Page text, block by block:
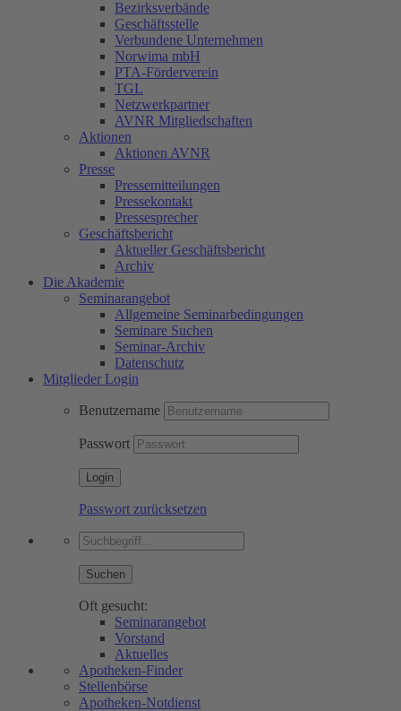
Bezirksverbände
Geschäftsstelle
Verbundene Unternehmen
Norwima mbH
PTA-Förderverein
TGL
Netzwerkpartner
AVNR Mitgliedschaften
Aktionen
Aktionen AVNR
Presse
Pressemitteilungen
Pressekontakt
Pressesprecher
Geschäftsbericht
Aktueller Geschäftsbericht
Archiv
Die Akademie
Seminarangebot
Allgemeine Seminarbedingungen
Seminare Suchen
Seminar-Archiv
Datenschutz
Mitglieder Login
Benutzername
Passwort
Passwort zurücksetzen
Suchen
Oft gesucht:
Seminarangebot
Vorstand
Aktuelles
Apotheken-Finder
Stellenbörse
Apotheken-Notdienst